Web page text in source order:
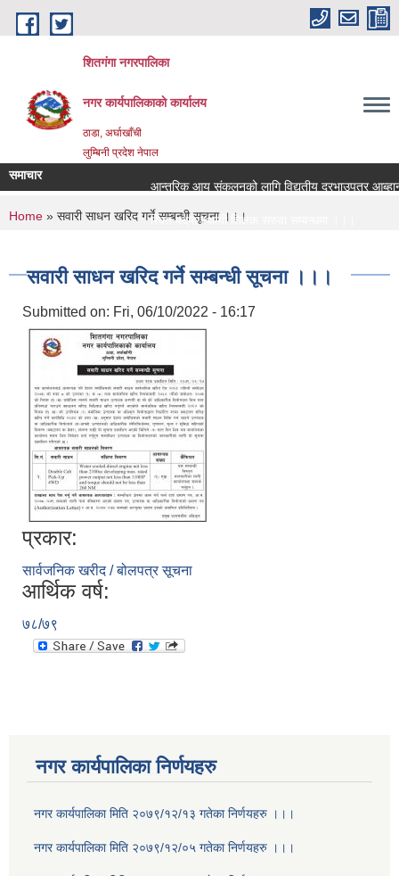
Skip to main content
शितगंगा नगरपालिका
नगर कार्यपालिकाकाे कार्यालय
ठाडा, अर्घाखाँची
लुम्बिनी प्रदेश नेपाल
समाचार
आन्तरिक आय संकलनको लागि विद्युतीय दरभाउपत्र आब्हान
रिक्त पदमा स्थायी शिक्षक सरुवा सम्बन्धमा ।।।
You are here
Home » सवारी साधन खरिद गर्ने सम्बन्धी सूचना ।।।
सवारी साधन खरिद गर्ने सम्बन्धी सूचना ।।।
Submitted on: Fri, 06/10/2022 - 16:17
प्रकार:
सार्वजनिक खरीद / बोलपत्र सूचना
आर्थिक वर्ष:
७८/७९
नगर कार्यपालिका निर्णयहरु
नगर कार्यपालिका मिति २०७९/१२/१३ गतेका निर्णयहरु ।।।
नगर कार्यपालिका मिति २०७९/१२/०५ गतेका निर्णयहरु ।।।